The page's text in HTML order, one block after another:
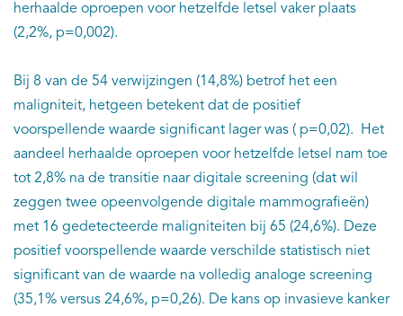
herhaalde oproepen voor hetzelfde letsel vaker plaats
(2,2%, p=0,002).
Bij 8 van de 54 verwijzingen (14,8%) betrof het een
maligniteit, hetgeen betekent dat de positief
voorspellende waarde significant lager was ( p=0,02). Het
aandeel herhaalde oproepen voor hetzelfde letsel nam toe
tot 2,8% na de transitie naar digitale screening (dat wil
zeggen twee opeenvolgende digitale mammografieën)
met 16 gedetecteerde maligniteiten bij 65 (24,6%). Deze
positief voorspellende waarde verschilde statistisch niet
significant van de waarde na volledig analoge screening
(35,1% versus 24,6%, p=0,26). De kans op invasieve kanker